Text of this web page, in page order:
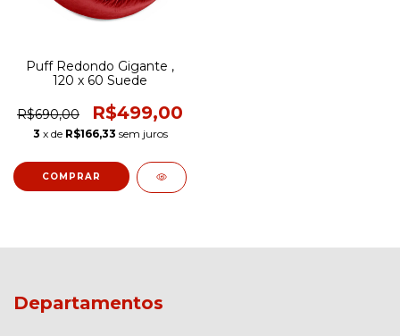
Puff Redondo Gigante ,
120 x 60 Suede
R$690,00 R$499,00
3 x de R$166,33 sem juros
COMPRAR
Departamentos